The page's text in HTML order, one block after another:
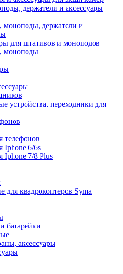
держатели и аксессуары
держатели и
для штативов и моноподов
моноподы
устройства, переходники для
телефонов
Iphone 6/6s
Iphone 7/8 Plus
квадрокоптеров Syma
батарейки
аксессуары